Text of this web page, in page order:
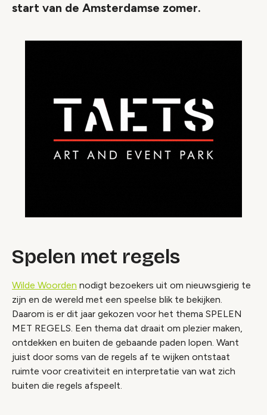
start van de Amsterdamse zomer.
Spelen met regels
Wilde Woorden nodigt bezoekers uit om nieuwsgierig te
zijn en de wereld met een speelse blik te bekijken.
Daarom is er dit jaar gekozen voor het thema SPELEN
MET REGELS. Een thema dat draait om plezier maken,
ontdekken en buiten de gebaande paden lopen. Want
juist door soms van de regels af te wijken ontstaat
ruimte voor creativiteit en interpretatie van wat zich
buiten die regels afspeelt.